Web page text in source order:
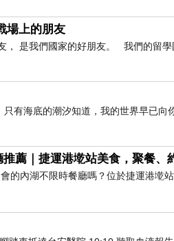
場上的朋友
， 是我們國家的好朋友。 我們的留
有海底的潮汐知道，我的世界早已向
推薦｜捷運港墘站美食，聚餐
的內湖不限時餐廳嗎？位於捷運港墘